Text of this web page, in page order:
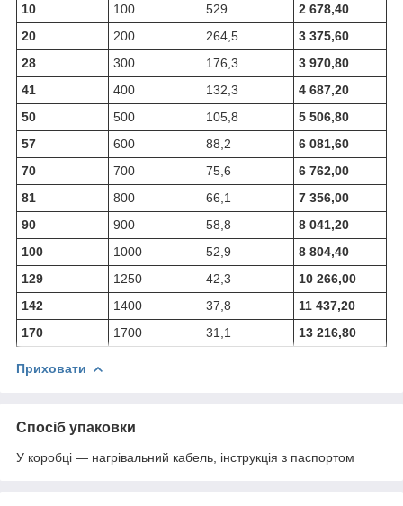
10 100 529
2 678,40
20
200 264,5
3 375,60
28
300 176,3
3 970,80
41
400 132,3
4 687,20
50
500 105,8
5 506,80
57
600 88,2
6 081,60
70
700 75,6
6 762,00
81
800 66,1
7 356,00
90
900 58,8
8 041,20
100
1000 52,9
8 804,40
129
1250 42,3
10 266,00
142
1400 37,8
11 437,20
170
1700 31,1 13 216,80
Приховати
Спосіб упаковки
У коробці — нагрівальний кабель, інструкція з паспортом